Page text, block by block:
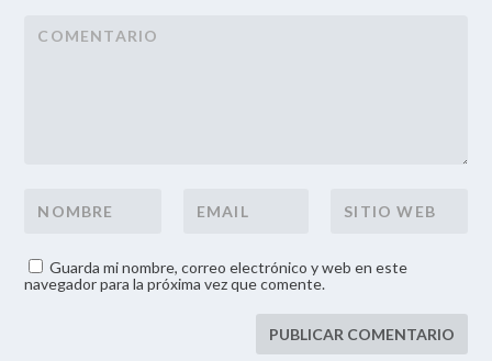
Guarda mi nombre, correo electrónico y web en este
navegador para la próxima vez que comente.